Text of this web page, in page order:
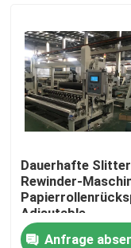
Über uns
Qualitätskontrolle
Kontakt mit uns
Dauerhafte Slitter
Rewinder-
Adjsutable-
Schlitzbreite
Anfrage